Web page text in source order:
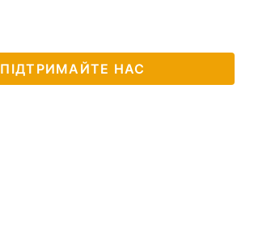
Інциденти
ПІДТРИМАЙТЕ НАС